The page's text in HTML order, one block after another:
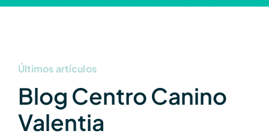
Últimos artículos
Blog Centro Canino
Valentia